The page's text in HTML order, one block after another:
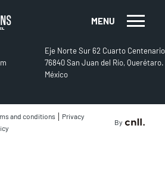
MENU
Eje Norte Sur 62 Cuarto Centenario
76840 San Juan del Río, Querétaro.
México
and conditions | Privacy
By